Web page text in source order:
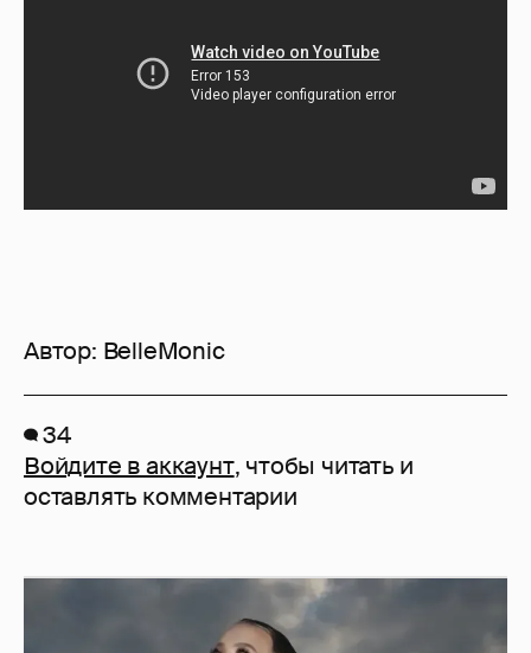
Автор: BelleMonic
34
Войдите в аккаунт, чтобы читать и
оставлять комментарии